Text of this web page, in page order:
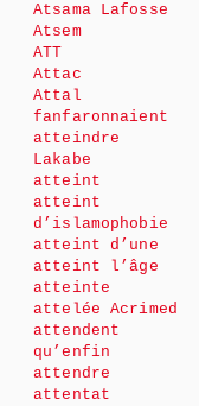
Atsama Lafosse
Atsem
ATT
Attac
Attal
fanfaronnaient
atteindre
Lakabe
atteint
atteint
d’islamophobie
atteint d’une
atteint l’âge
atteinte
attelée Acrimed
attendent
qu’enfin
attendre
attentat